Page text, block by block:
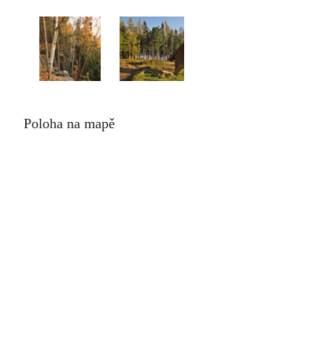
Poloha na mapě